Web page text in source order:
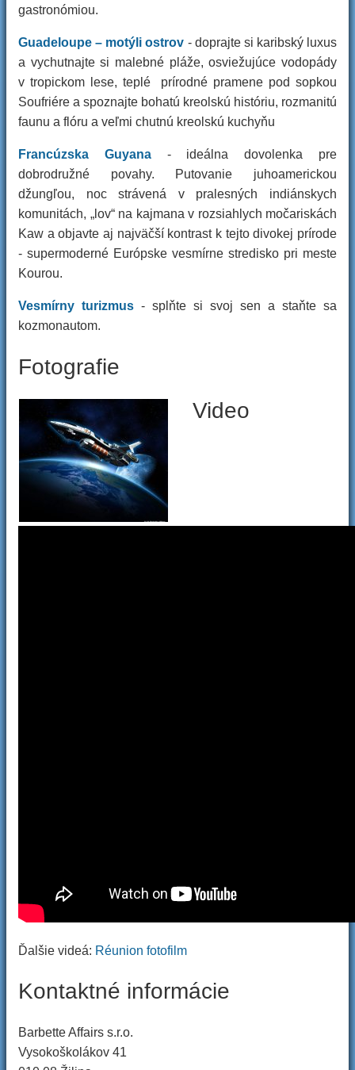
gastronómiou.
Guadeloupe – motýli ostrov - doprajte si karibský luxus
a vychutnajte si malebné pláže, osviežujúce vodopády
v tropickom lese, teplé prírodné pramene pod sopkou
Soufriére a spoznajte bohatú kreolskú históriu, rozmanitú
faunu a flóru a veľmi chutnú kreolskú kuchyňu
Francúzska Guyana- ideálna dovolenka pre
dobrodružné povahy. Putovanie juhoamerickou
džungľou, noc strávená v pralesných indiánskych
komunitách, „lov“ na kajmana v rozsiahlych močariskách
Kaw a objavte aj najväčší kontrast k tejto divokej prírode
- supermoderné Európske vesmírne stredisko pri meste
Kourou.
Vesmírny turizmus - splňte si svoj sen a staňte sa
kozmonautom.
Fotografie
Video
Ďalšie videá: Réunion fotofilm
Kontaktné informácie
Barbette Affairs s.r.o.
Vysokoškolákov 41